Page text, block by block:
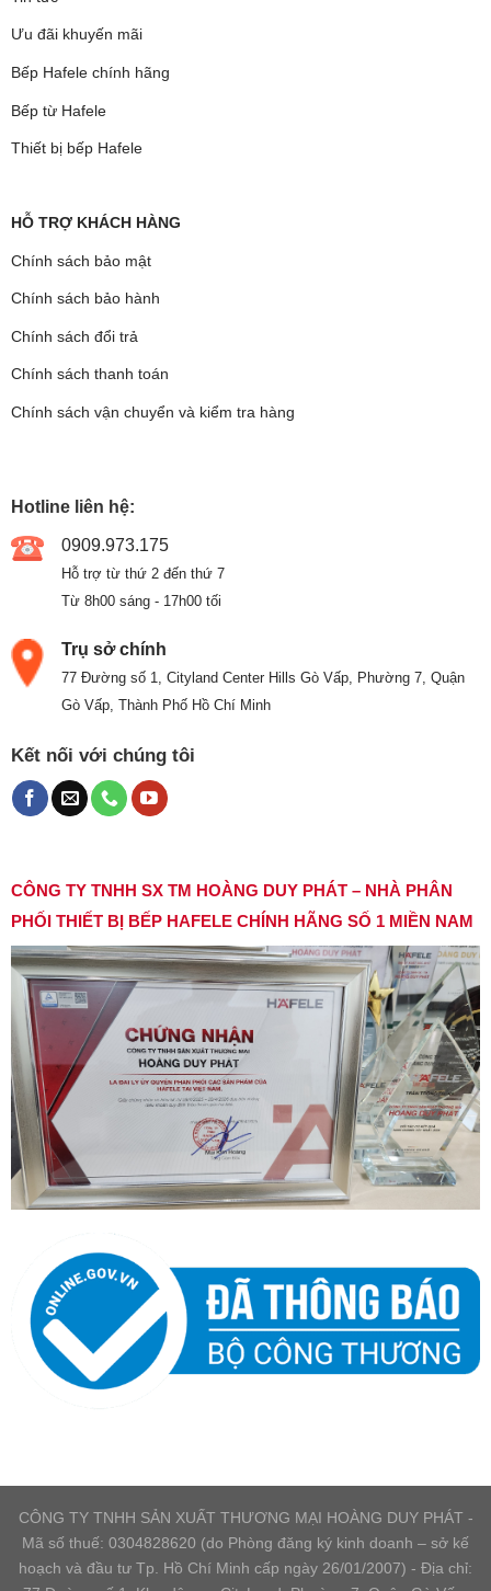
Ưu đãi khuyến mãi
Bếp Hafele chính hãng
Bếp từ Hafele
Thiết bị bếp Hafele
HỖ TRỢ KHÁCH HÀNG
Chính sách bảo mật
Chính sách bảo hành
Chính sách đổi trả
Chính sách thanh toán
Chính sách vận chuyển và kiểm tra hàng
Hotline liên hệ:
0909.973.175
Hỗ trợ từ thứ 2 đến thứ 7
Từ 8h00 sáng - 17h00 tối
Trụ sở chính
77 Đường số 1, Cityland Center Hills Gò Vấp, Phường 7, Quận
Gò Vấp, Thành Phố Hồ Chí Minh
Kết nối với chúng tôi
CÔNG TY TNHH SX TM HOÀNG DUY PHÁT – NHÀ PHÂN
PHỐI THIẾT BỊ BẾP HAFELE CHÍNH HÃNG SỐ 1 MIỀN NAM
CÔNG TY TNHH SẢN XUẤT THƯƠNG MẠI HOÀNG DUY PHÁT -
Mã số thuế: 0304828620 (do Phòng đăng ký kinh doanh – sở kế
hoạch và đầu tư Tp. Hồ Chí Minh cấp ngày 26/01/2007) - Địa chỉ: